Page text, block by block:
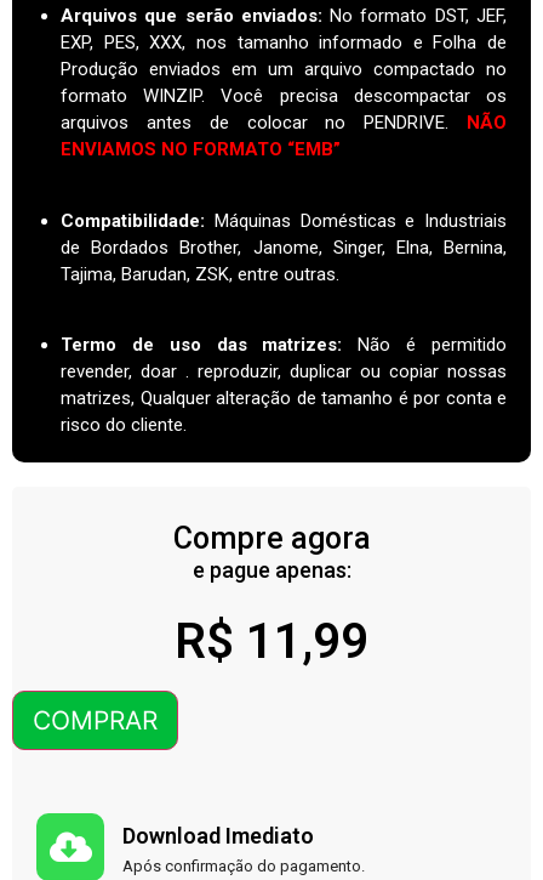
Arquivos que serão enviados: No formato DST, JEF,
EXP, PES, XXX, nos tamanho informado e Folha de
Produção enviados em um arquivo compactado no
formato WINZIP. Você precisa descompactar os
arquivos antes de colocar no PENDRIVE.
NÃO
ENVIAMOS NO FORMATO “EMB”
Compatibilidade: Máquinas Domésticas e Industriais
de Bordados Brother, Janome, Singer, Elna, Bernina,
Tajima, Barudan, ZSK, entre outras.
Termo de uso das matrizes:
Não é permitido
revender, doar . reproduzir, duplicar ou copiar nossas
matrizes, Qualquer alteração de tamanho é por conta e
risco do cliente.
Compre agora
e pague apenas:
R$ 11,99
COMPRAR
Download Imediato
Após confirmação do pagamento.